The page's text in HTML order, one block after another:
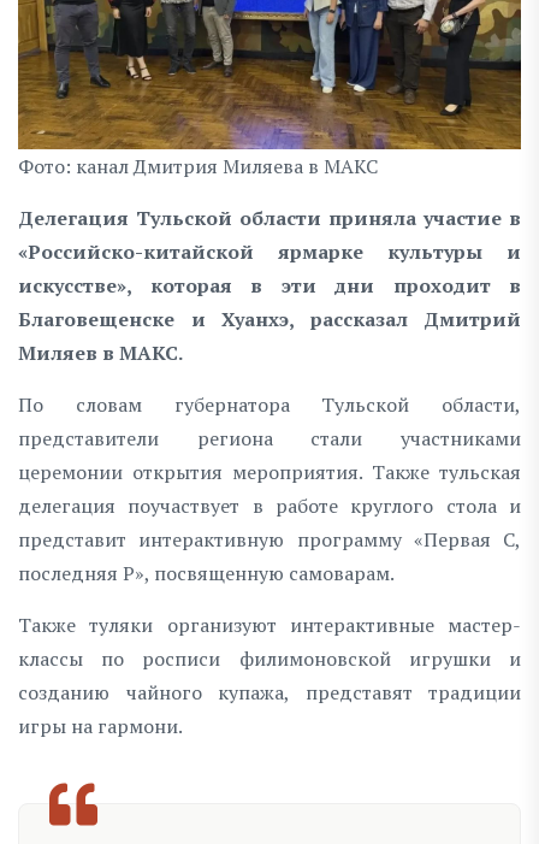
Фото: канал Дмитрия Миляева в МАКС
Делегация Тульской области приняла участие в
«Российско-китайской ярмарке культуры и
искусстве», которая в эти дни проходит в
Благовещенске и Хуанхэ, рассказал Дмитрий
Миляев в MAKC.
По словам губернатора Тульской области,
представители региона стали участниками
церемонии открытия мероприятия. Также тульская
делегация поучаствует в работе круглого стола и
представит интерактивную программу «Первая С,
последняя Р», посвященную самоварам.
Также туляки организуют интерактивные мастер-
классы по росписи филимоновской игрушки и
созданию чайного купажа, представят традиции
игры на гармони.